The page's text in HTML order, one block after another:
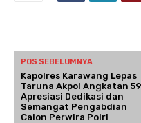
POS SEBELUMNYA
Kapolres Karawang Lepas
Taruna Akpol Angkatan
Apresiasi Dedikasi dan
Semangat Pengabdian
Calon Perwira Polri